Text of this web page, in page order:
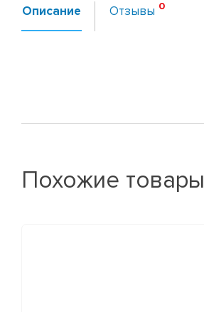
Описание Отзывы
Похожие товары